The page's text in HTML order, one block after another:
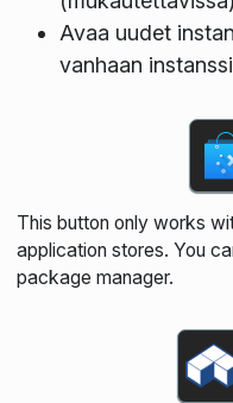
Avaa uudet
vanhaan
This button only works
application stores. You
package manager.